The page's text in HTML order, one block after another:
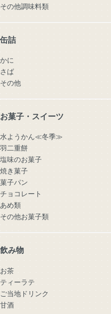
その他調味料類
缶詰
かに
さば
その他
お菓子・スイーツ
水ようかん≪冬季≫
羽二重餅
塩味のお菓子
焼き菓子
菓子パン
チョコレート
あめ類
その他お菓子類
飲み物
お茶
ティーラテ
ご当地ドリンク
甘酒